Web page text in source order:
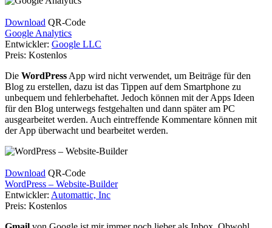
Download QR-Code
Google Analytics
Entwickler: Google LLC
Preis: Kostenlos
Die WordPress App wird nicht verwendet, um Beiträge für den
Blog zu erstellen, dazu ist das Tippen auf dem Smartphone zu
unbequem und fehlerbehaftet. Jedoch können mit der Apps Ideen
für den Blog unterwegs festgehalten und dann später am PC
ausgearbeitet werden. Auch eintreffende Kommentare können mit
der App überwacht und bearbeitet werden.
Download QR-Code
WordPress – Website-Builder
Entwickler: Automattic, Inc
Preis: Kostenlos